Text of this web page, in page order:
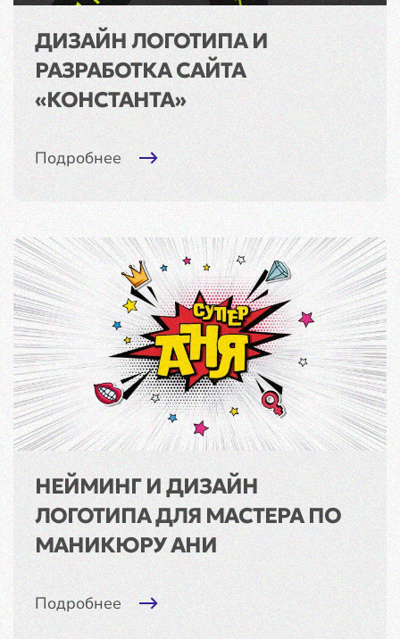
ДИЗАЙН ЛОГОТИПА И
РАЗРАБОТКА САЙТА
«КОНСТАНТА»
Подробнее
НЕЙМИНГ И ДИЗАЙН
ЛОГОТИПА ДЛЯ МАСТЕРА ПО
МАНИКЮРУ АНИ
Подробнее